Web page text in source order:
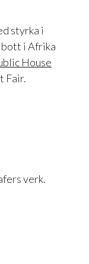
styrka i
bott i Afrika
House
Fair.
verk.